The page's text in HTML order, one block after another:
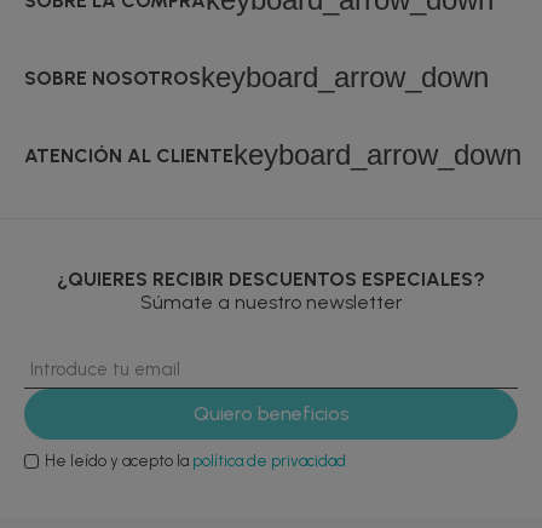
SOBRE NOSOTROSkeyboard_arrow_down
ATENCIÓN AL CLIENTEkeyboard_arrow_down
¿QUIERES RECIBIR DESCUENTOS ESPECIALES?
Súmate a nuestro newsletter
He leído y acepto la política de privacidad